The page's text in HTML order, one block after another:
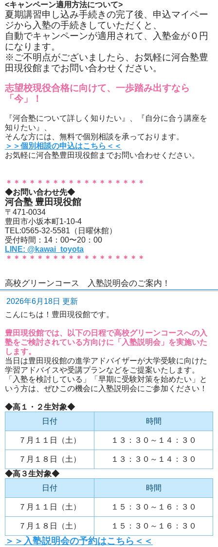
<キャンペーン適用方法について>
夏期講習申し込み手続きの完了後、申込マイペー
ジから入塾の手続きしていただくと、
自動でキャンペーンが適用されて、入塾金が０円
になります。
※ご不明点がございましたら、お気軽に河合塾豊
田現役館までお問い合わせください。
志望校現役合格に向けて、一歩踏み出すなら
「今」！
『河合塾について詳しく知りたい』、『自分に合う講座を
知りたい』、
そんな方には、無料で個別相談を承っております。
＞＞個別相談の申込はこちら＜＜
お気軽に河合塾豊田現役館までお問い合わせください。
＊＊＊＊＊＊＊＊＊＊＊＊＊＊＊＊＊＊
◆お問い合わせ先◆
河合塾 豊田現役館
〒471-0034
豊田市小坂本町1-10-4
TEL:0565-32-5581（日曜休館）
受付時間：14：00〜20：00
LINE: @kawai_toyota
＊＊＊＊＊＊＊＊＊＊＊＊＊＊＊＊＊＊
高校グリーンコース 入塾説明会のご案内！
2026年6月18日 更新
こんにちは！豊田現役館です。
豊田現役館では、以下の日程で高校グリーンコースへの入
塾をご検討されている方向けに「入塾説明会」を実施いた
します。
当日は豊田現役館の進学アドバイザーが大学受験に向けた
学習アドバイスや受講プランなどをご提案いたします。
「入塾を検討している」「早期に受験対策を始めたい」と
いう方は、ぜひこの機会に入塾説明会にご参加ください！
◆高１・２生対象◆
日付
時間
７月１１日（土） １３：３０～１４：３０
７月１８日（土）
１３：３０～１４：３０
◆高３生対象◆
日付
時間
７月１１日（土） １５：３０～１６：３０
７月１８日（土） １５：３０～１６：３０
＞＞入塾説明会の予約はこちら＜＜